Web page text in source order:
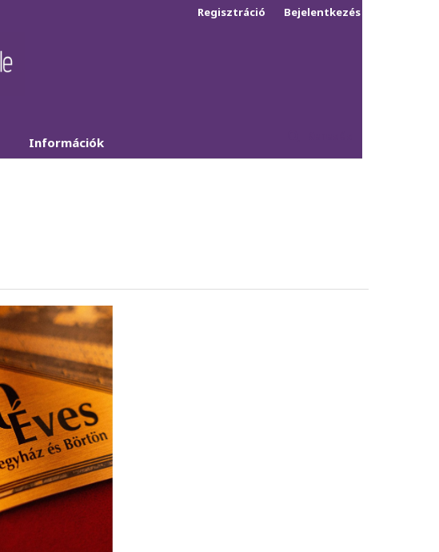
Információk
Regisztráció Bejelentkezés